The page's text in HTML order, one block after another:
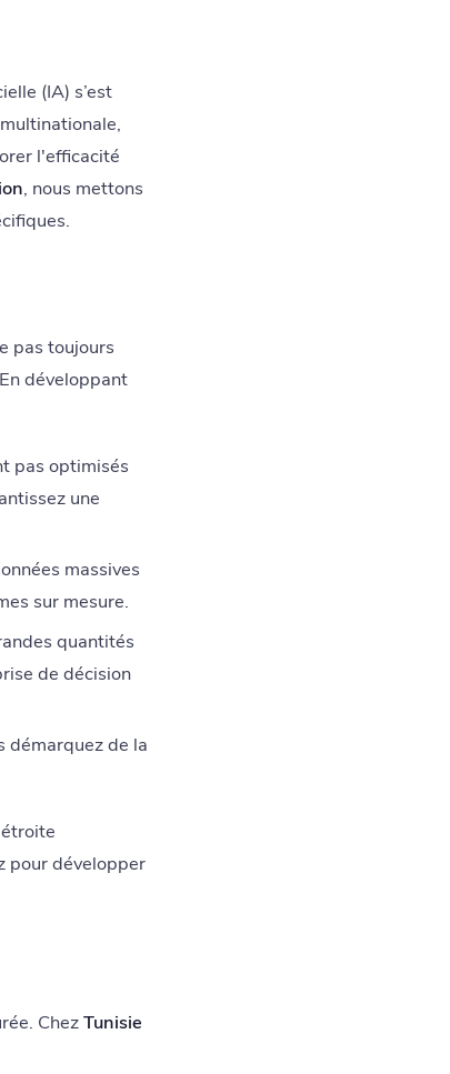
(IA) s’est
l'efficacité
, nous mettons
pas toujours
développant
pas optimisés
une
massives
sur mesure.
quantités
de décision
démarquez de la
pour développer
ChezTunisie